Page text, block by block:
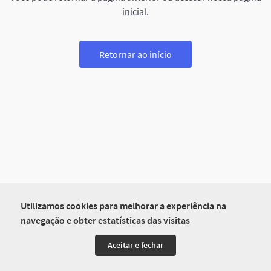
Utilizamos cookies para melhorar a experiência na
navegação e obter estatísticas das visitas
Aceitar e fechar
inicial.
Retornar ao início